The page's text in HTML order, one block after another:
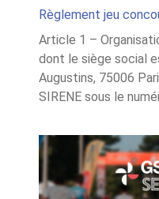
Règlement jeu
Article 1 –
dont le siège social
Augustins, 75006
SIRENE sous le